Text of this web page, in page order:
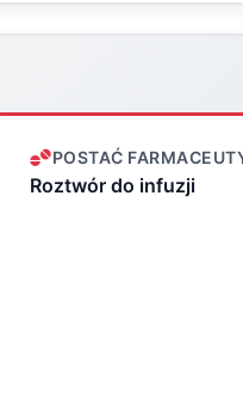
POSTAĆ
Roztwór do infuzji